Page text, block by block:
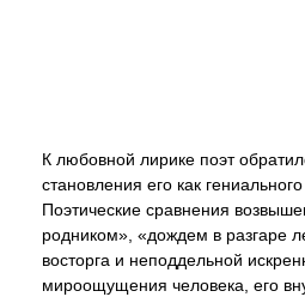
К любовной лирике поэт
становления его как
Поэтические сравнения
родником», «дождем в разгаре
восторга и неподдельной
мироощущения человека, его